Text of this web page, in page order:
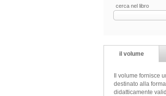
cerca nel libro
il volume
Il volume fornisce
destinato alla
didatticamente